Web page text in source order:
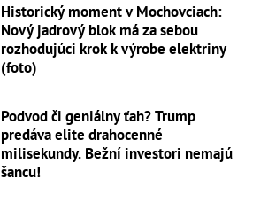
Historický moment v Mochovciach:
Nový jadrový blok má za sebou
rozhodujúci krok k výrobe elektriny
(foto)
Podvod či geniálny ťah? Trump
predáva elite drahocenné
milisekundy. Bežní investori nemajú
šancu!